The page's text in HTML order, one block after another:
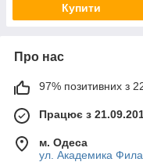
Купити
Про нас
97% позитивних з
Працює з
м. Одеса
ул. Академика